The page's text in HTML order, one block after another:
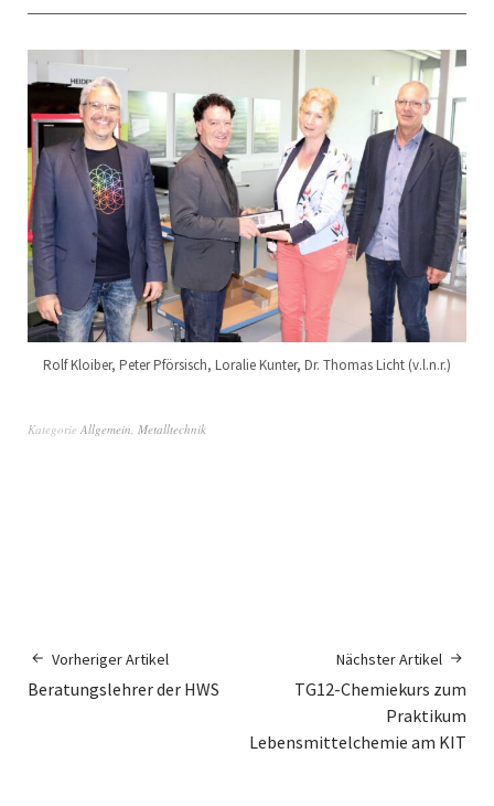
Rolf Kloiber, Peter Pförsisch, Loralie Kunter, Dr. Thomas Licht (v.l.n.r.)
Kategorie Allgemein, Metalltechnik
Vorheriger Artikel
Beratungslehrer der HWS
Nächster Artikel
TG12-Chemiekurs zum
Praktikum
Lebensmittelchemie am KIT